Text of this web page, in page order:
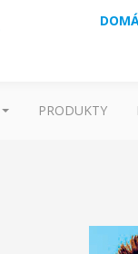
PRODUKTY